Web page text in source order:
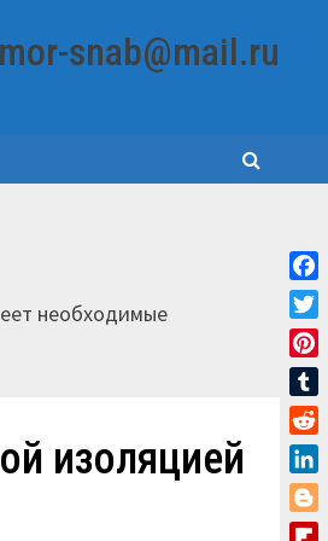
snab@mail.ru
необходимые
изоляцией